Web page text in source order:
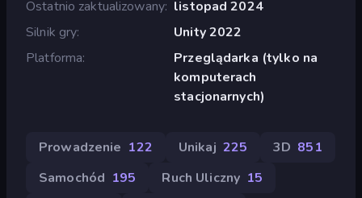
Ostatnio zaktualizowany listopad 2024
Silnik gry
Unity 2022
Platforma
Przeglądarka (tylko na
komputerach
stacjonarnych)
Prowadzenie 122 Unikaj 225 3D 851
Samochód 195 Ruch Uliczny 15